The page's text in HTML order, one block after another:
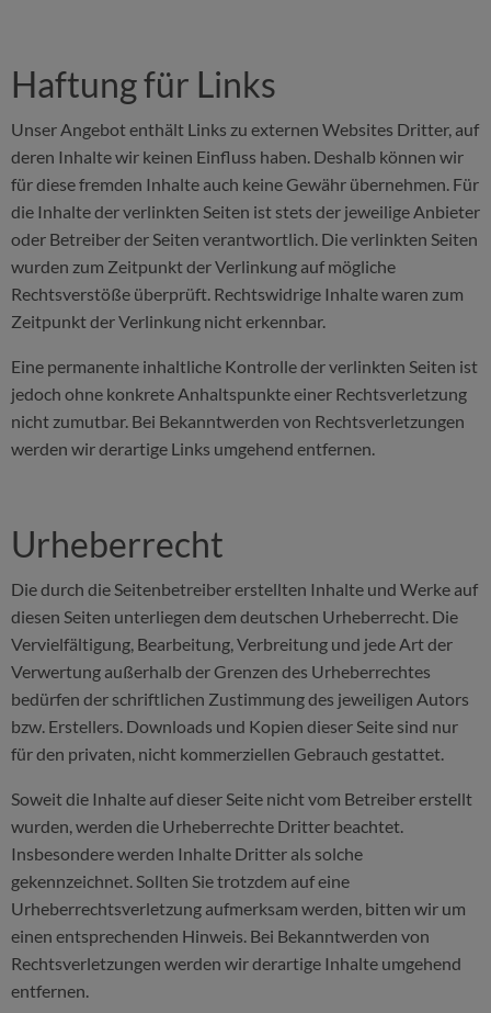
Haftung für Links
Unser Angebot enthält Links zu externen Websites Dritter, auf
deren Inhalte wir keinen Einfluss haben. Deshalb können wir
für diese fremden Inhalte auch keine Gewähr übernehmen. Für
die Inhalte der verlinkten Seiten ist stets der jeweilige Anbieter
oder Betreiber der Seiten verantwortlich. Die verlinkten Seiten
wurden zum Zeitpunkt der Verlinkung auf mögliche
Rechtsverstöße überprüft. Rechtswidrige Inhalte waren zum
Zeitpunkt der Verlinkung nicht erkennbar.
Eine permanente inhaltliche Kontrolle der verlinkten Seiten ist
jedoch ohne konkrete Anhaltspunkte einer Rechtsverletzung
nicht zumutbar. Bei Bekanntwerden von Rechtsverletzungen
werden wir derartige Links umgehend entfernen.
Urheberrecht
Die durch die Seitenbetreiber erstellten Inhalte und Werke auf
diesen Seiten unterliegen dem deutschen Urheberrecht. Die
Vervielfältigung, Bearbeitung, Verbreitung und jede Art der
Verwertung außerhalb der Grenzen des Urheberrechtes
bedürfen der schriftlichen Zustimmung des jeweiligen Autors
bzw. Erstellers. Downloads und Kopien dieser Seite sind nur
für den privaten, nicht kommerziellen Gebrauch gestattet.
Soweit die Inhalte auf dieser Seite nicht vom Betreiber erstellt
wurden, werden die Urheberrechte Dritter beachtet.
Insbesondere werden Inhalte Dritter als solche
gekennzeichnet. Sollten Sie trotzdem auf eine
Urheberrechtsverletzung aufmerksam werden, bitten wir um
einen entsprechenden Hinweis. Bei Bekanntwerden von
Rechtsverletzungen werden wir derartige Inhalte umgehend
entfernen.